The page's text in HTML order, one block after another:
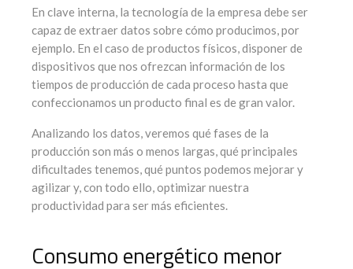
En clave interna, la tecnología de la empresa debe ser
capaz de extraer datos sobre cómo producimos, por
ejemplo. En el caso de productos físicos, disponer de
dispositivos que nos ofrezcan información de los
tiempos de producción de cada proceso hasta que
confeccionamos un producto final es de gran valor.
Analizando los datos, veremos qué fases de la
producción son más o menos largas, qué principales
dificultades tenemos, qué puntos podemos mejorar y
agilizar y, con todo ello, optimizar nuestra
productividad para ser más eficientes.
Consumo energético menor